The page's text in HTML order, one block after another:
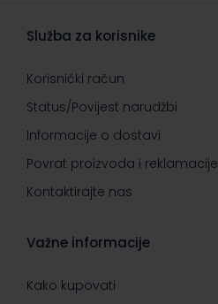
Služba za korisnike
Korisnički račun
Status/Povijest narudžbi
Informacije o dostavi
Povrat proizvoda i reklamacije
Kontaktirajte nas
Važne informacije
Kako kupovati